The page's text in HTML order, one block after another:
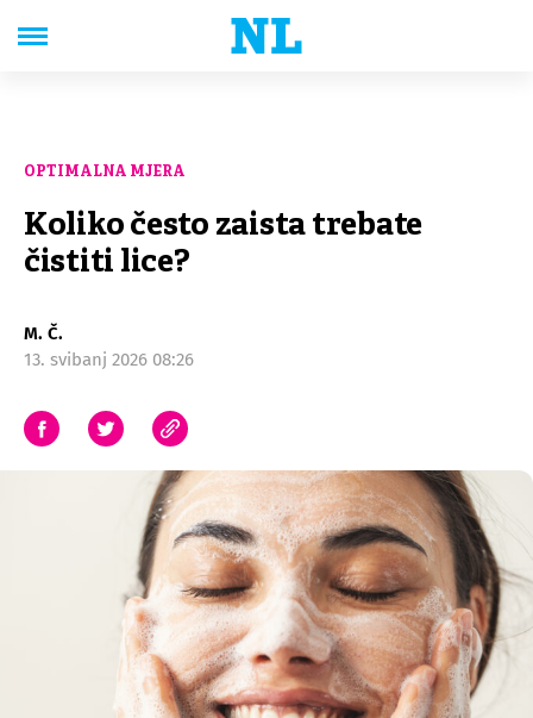
OPTIMALNA MJERA
Koliko često zaista trebate
čistiti lice?
M. Č.
13. svibanj 2026 08:26